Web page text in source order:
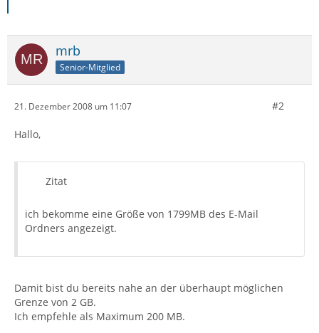
mrb
Senior-Mitglied
21. Dezember 2008 um 11:07 #2
Hallo,
Zitat
ich bekomme eine Größe von 1799MB des E-Mail
Ordners angezeigt.
Damit bist du bereits nahe an der überhaupt möglichen
Grenze von 2 GB.
Ich empfehle als Maximum 200 MB.